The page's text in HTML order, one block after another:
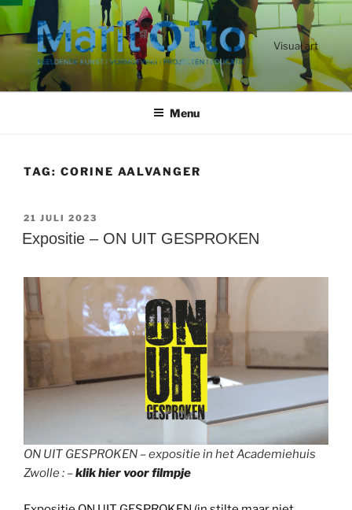
Ga
naar
de
Visual art
Menu
TAG: CORINE AALVANGER
GEPLAATST
OP
21 JULI 2023
Expositie – ON UIT GESPROKEN
ON UIT GESPROKEN – expositie in het Academiehuis
Zwolle : –klik hier voor filmpje